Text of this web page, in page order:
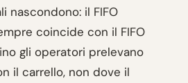
nascondono: il FIFO
coincide con il FIFO
gli operatori prelevano
il carrello, non dove il